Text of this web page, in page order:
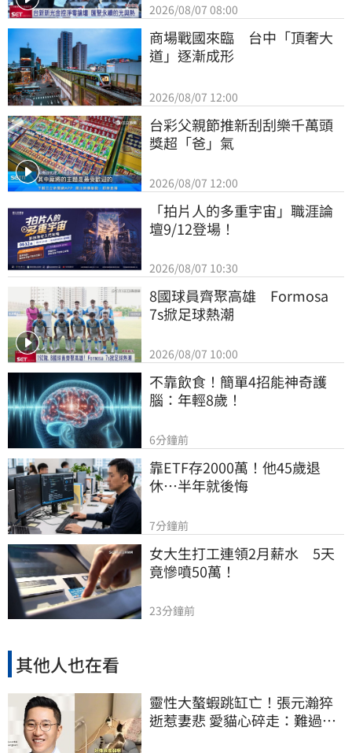
2026/08/07 08:00
商場戰國來臨　台中「頂奢大
道」逐漸成形
2026/08/07 12:00
台彩父親節推新刮刮樂千萬頭
獎超「爸」氣
2026/08/07 12:00
「拍片人的多重宇宙」職涯論
壇9/12登場！
2026/08/07 10:30
8國球員齊聚高雄　Formosa
7s掀足球熱潮
2026/08/07 10:00
不靠飲食！簡單4招能神奇護
腦：年輕8歲！
6分鐘前
靠ETF存2000萬！他45歲退
休…半年就後悔
7分鐘前
女大生打工連領2月薪水　5天
竟慘噴50萬！
23分鐘前
其他人也在看
靈性大螯蝦跳缸亡！張元瀚猝
逝惹妻悲 愛貓心碎走：難過不